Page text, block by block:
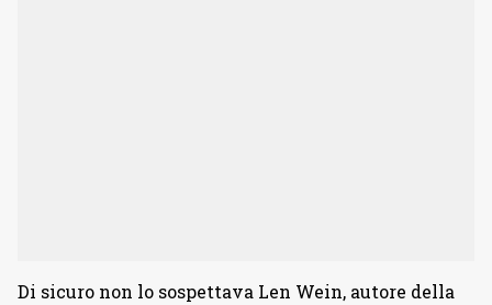
Di sicuro non lo sospettava Len Wein, autore della